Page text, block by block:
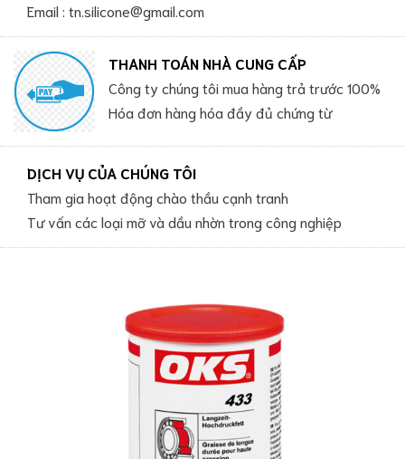
Email : tn.silicone@gmail.com
THANH TOÁN NHÀ CUNG CẤP
Công ty chúng tôi mua hàng trả trước 100%
Hóa đơn hàng hóa đầy đủ chứng từ
DỊCH VỤ CỦA CHÚNG TÔI
Tham gia hoạt động chào thầu cạnh tranh
Tư vấn các loại mỡ và dầu nhờn trong công nghiệp